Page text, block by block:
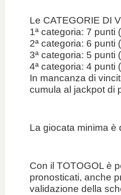
Le CATEGORIE DI
1ª categoria: 7 punti
2ª categoria: 6 punti
3ª categoria: 5 punti
4ª categoria: 4 punti
In mancanza di
cumula al jackpot di
La giocata minima è
Con il TOTOGOL è
pronosticati, anche
validazione della